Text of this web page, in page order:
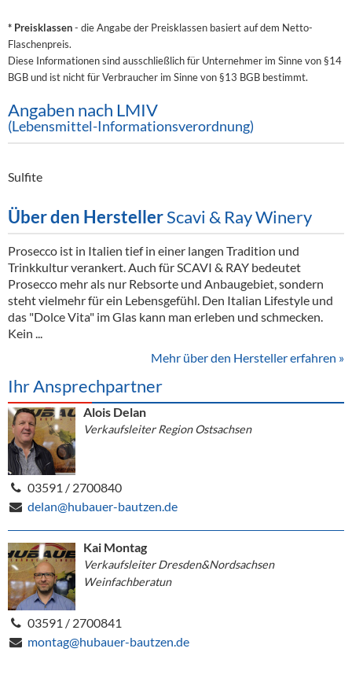
* Preisklassen- die Angabe der Preisklassen basiert auf dem Netto-
Flaschenpreis.
Diese Informationen sind ausschließlich für Unternehmer im Sinne von §14
BGB und ist nicht für Verbraucher im Sinne von §13 BGB bestimmt.
Angaben nach LMIV
(Lebensmittel-Informationsverordnung)
Sulfite
Über den HerstellerScavi & Ray Winery
Prosecco ist in Italien tief in einer langen Tradition und
Trinkkultur verankert. Auch für SCAVI & RAY bedeutet
Prosecco mehr als nur Rebsorte und Anbaugebiet, sondern
steht vielmehr für ein Lebensgefühl. Den Italian Lifestyle und
das "Dolce Vita" im Glas kann man erleben und schmecken.
Kein ...
Mehr über den Hersteller erfahren »
Ihr Ansprechpartner
Alois Delan
Verkaufsleiter Region Ostsachsen
03591 / 2700840
delan@hubauer-bautzen.de
Kai Montag
Verkaufsleiter Dresden&Nordsachsen
Weinfachberatun
03591 / 2700841
montag@hubauer-bautzen.de